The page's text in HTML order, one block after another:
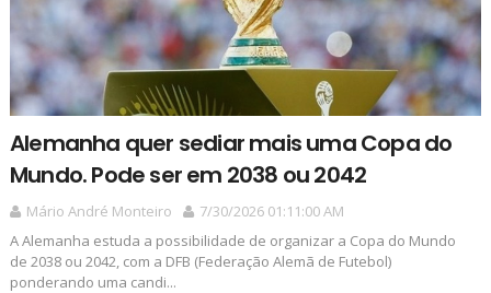
Alemanha quer sediar mais uma Copa do
Mundo. Pode ser em 2038 ou 2042
Mário André Monteiro
7/30/2026 01:11:00 AM
A Alemanha estuda a possibilidade de organizar a Copa do Mundo
de 2038 ou 2042, com a DFB (Federação Alemã de Futebol)
ponderando uma candi...